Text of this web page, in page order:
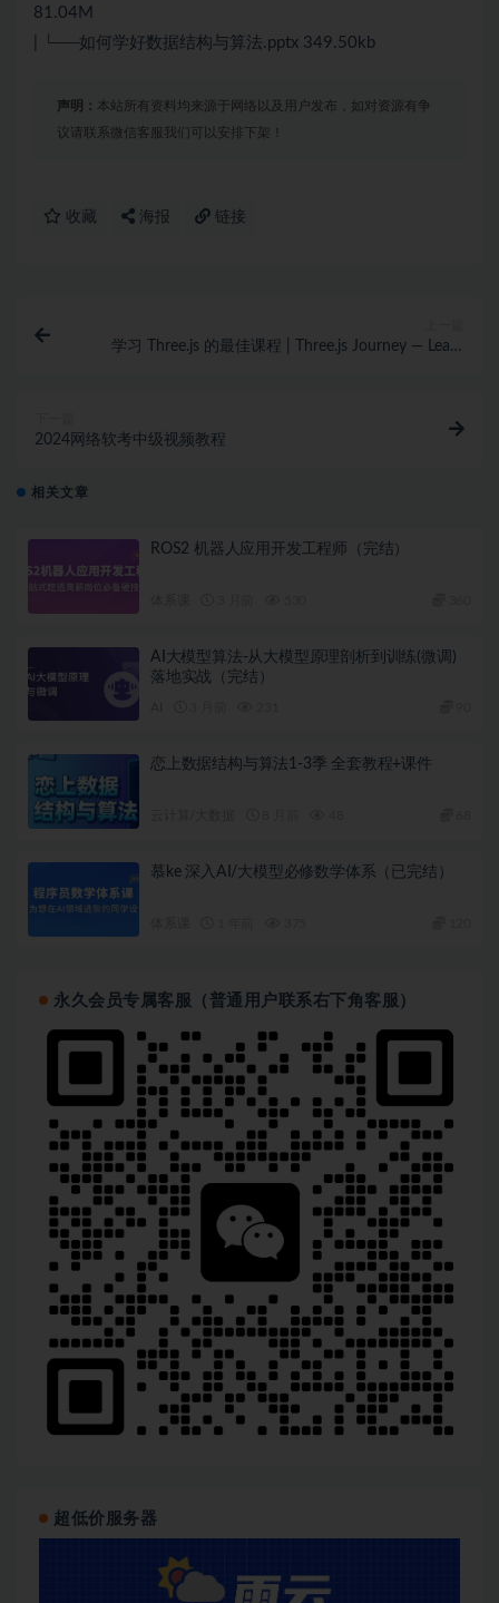
81.04M
| └──如何学好数据结构与算法.pptx 349.50kb
声明： 本站所有资料均来源于网络以及用户发布，如对资源有争
议请联系微信客服我们可以安排下架！
收藏 海报 链接
学习 Three.js 的最佳课程 | Three.js Journey — Learn
2024网络软考中级视频教程
相关文章
ROS2 机器人应用开发工程师（完结）
AI大模型算法-从大模型原理剖析到训练(微调)
落地实战（完结）
恋上数据结构与算法1-3季 全套教程+课件
慕ke 深入AI/大模型必修数学体系（已完结）
永久会员专属客服（普通用户联系右下角客服）
超低价服务器